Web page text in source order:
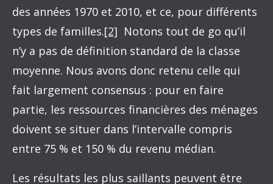
des années 1970 et 2010, et ce, pour différents
types de familles.[2] Notons tout de go qu’il
n’y a pas de définition standard de la classe
moyenne. Nous avons donc retenu celle qui
fait largement consensus : pour en faire
partie, les ressources financières des ménages
doivent se situer dans l’intervalle compris
entre 75 % et 150 % du revenu médian.
Les résultats les plus saillants peuvent être